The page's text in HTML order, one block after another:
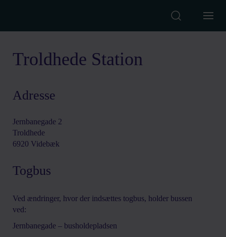
Troldhede Station
Adresse
Jernbanegade 2
Troldhede
6920 Videbæk
Togbus
Ved ændringer, hvor der indsættes togbus, holder bussen
ved:
Jernbanegade – busholdepladsen